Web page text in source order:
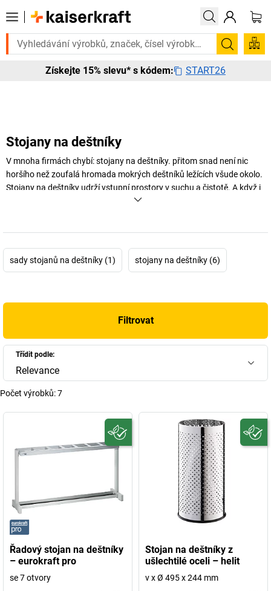
Potřebujete to urgentně? Vybrané bestsellery doručíme do 72 hodin.
Hledání
Získejte 15% slevu* s kódem: START26
Stojany na deštníky
V mnoha firmách chybí: stojany na deštníky. přitom snad není nic
horšího než zoufalá hromada mokrých deštníků ležících všude okolo.
Stojany na deštníky udrží vstupní prostory v suchu a čistotě. A když i
sady stojanů na deštníky (1) stojany na deštníky (6)
Filtrovat
Třídit podle:
Relevance
Počet výrobků:7
Řadový stojan na deštníky
– eurokraft pro
se 7 otvory
Stojan na deštníky z
ušlechtilé oceli – helit
v x Ø 495 x 244 mm